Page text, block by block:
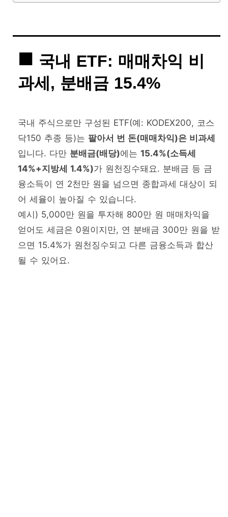
국내 ETF: 매매차익 비
과세, 분배금 15.4%
국내 주식으로만 구성된 ETF(예: KODEX200, 코스
닥150 추종 등)는 팔아서 번 돈(매매차익)은 비과세
입니다. 다만 분배금(배당)에는 15.4%(소득세
14%+지방세 1.4%)가 원천징수돼요. 분배금 등 금
융소득이 연 2천만 원을 넘으면 종합과세 대상이 되
어 세율이 높아질 수 있습니다.
예시) 5,000만 원을 투자해 800만 원 매매차익을
얻어도 세금은 0원이지만, 연 분배금 300만 원을 받
으면 15.4%가 원천징수되고 다른 금융소득과 합산
될 수 있어요.